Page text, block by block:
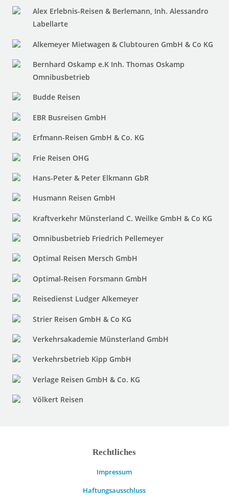
Alex Erlebnis-Reisen & Berlemann, Inh. Alessandro
Labellarte
Alkemeyer Mietwagen & Clubtouren GmbH & Co KG
Bernhard Oskamp e.K Inh. Thomas Oskamp
Omnibusbetrieb
Budde Reisen
EBR Busreisen GmbH
Erfmann-Reisen GmbH & Co. KG
Frie Reisen OHG
Hans-Peter & Peter Elkmann GbR
Husmann Reisen GmbH
Kraftverkehr Münsterland C. Weilke GmbH & Co KG
Omnibusbetrieb Friedrich Pellemeyer
Optimal Reisen Mersch GmbH
Optimal-Reisen Forsmann GmbH
Reisedienst Ludger Alkemeyer
Strier Reisen GmbH & Co KG
Verkehrsakademie Münsterland GmbH
Verkehrsbetrieb Kipp GmbH
Verlage Reisen GmbH & Co. KG
Völkert Reisen
Rechtliches
Impressum
Haftungsausschluss